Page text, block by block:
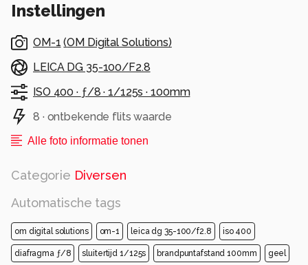
Instellingen
OM-1 (OM Digital Solutions)
LEICA DG 35-100/F2.8
ISO 400 · ƒ/8 ·1/125s ·100mm
8 · ontbekende flits waarde
Alle foto informatie tonen
Categorie Diversen
Automatische tags
om digital solutions om-1 leica dg 35-100/f2.8 iso 400
diafragma ƒ/8 sluitertijd 1/125s brandpuntafstand 100mm geel